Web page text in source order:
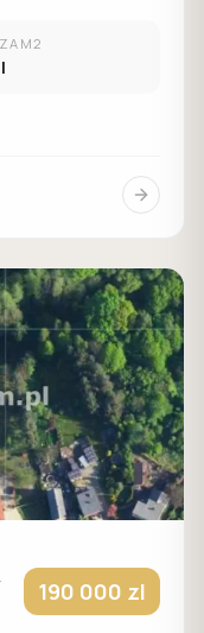
M2
190 000 zl